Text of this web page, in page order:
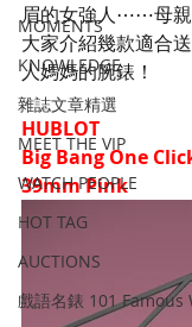
MOMENTS
KNOWLEDGE
雜誌文章精選
MEET THE VIP
WATCH PEOPLE
HOT TAG
AUCTIONS
戲語名錶 101
眉的女強人⋯⋯母親
大家介紹幾款適合
人媽媽的腕錶！
HUBLOT
Big Bang One
39mm Pink